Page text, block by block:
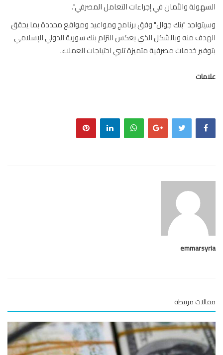
والأمان في إجراءات التعامل المصرفي".
"بنك جوال" وفق برنامج ومواعيد ومواقع محددة بما يحقق
منه وبالشكل الذي يعكس التزام بنك سورية الدولي الإسلامي
خدمات مصرفية متميزة تلبي احتياجات العملاء.
مرتبطة